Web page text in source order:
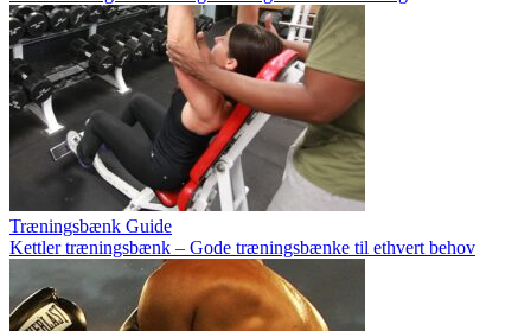
Træningsbænk Guide
Kettler træningsbænk – Gode træningsbænke til ethvert behov